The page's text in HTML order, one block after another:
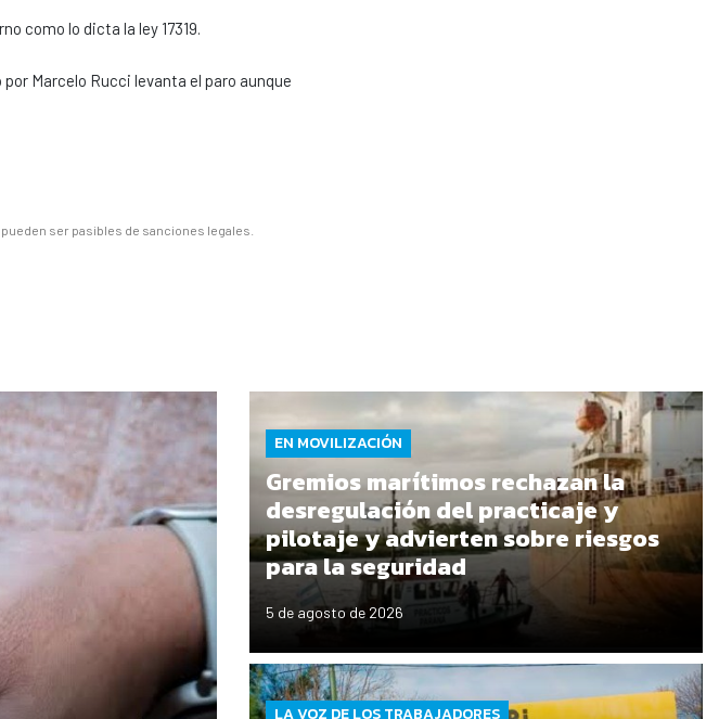
como lo dicta la ley 17319.
Marcelo Rucci levanta el paro aunque
ser pasibles de sanciones legales.
EN MOVILIZACIÓN
Gremios marítimos rechazan la
desregulación del practicaje y
pilotaje y advierten sobre riesgos
para la seguridad
5 de agosto de 2026
LA VOZ DE LOS TRABAJADORES